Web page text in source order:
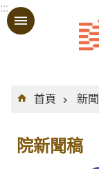
跳到主要內容區塊
:::
:::
首頁
新
院新聞稿